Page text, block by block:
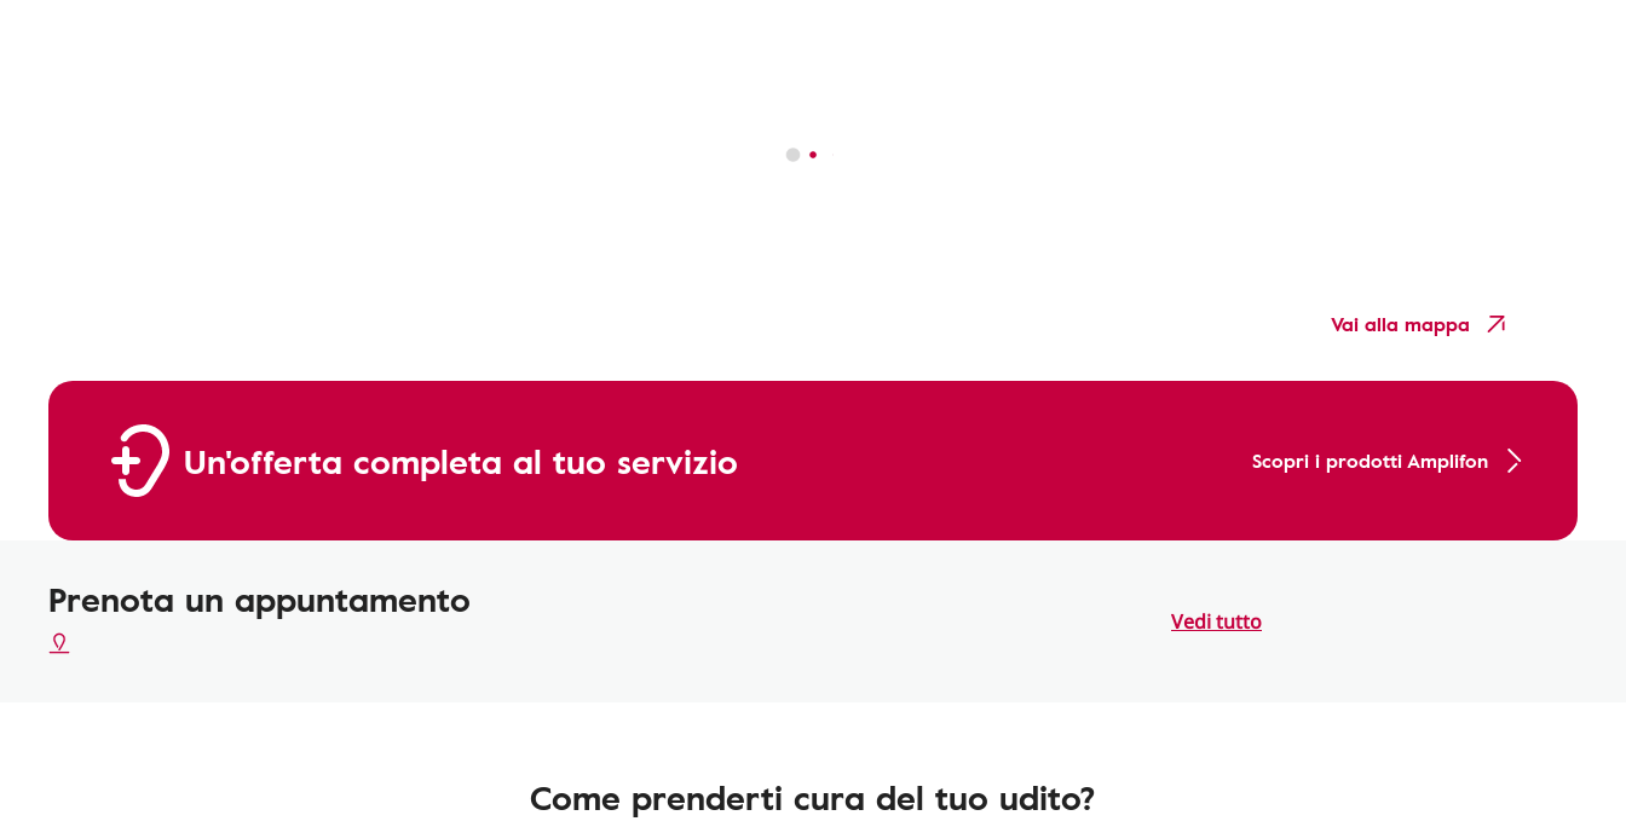
Vai alla mappa
Un'offerta completa al tuo servizio Scopri i prodotti Amplifon
Prenota un appuntamento Vedi tutto
Come prenderti cura del tuo udito?